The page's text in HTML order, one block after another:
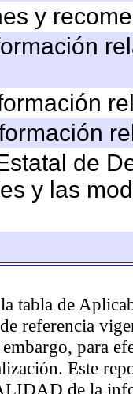
y
de
y las
tabla de
referencia
para
Este
de la